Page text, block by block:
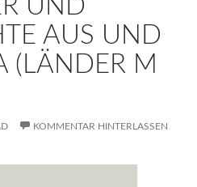
UND
AUS UND
(LÄNDER M
KOMMENTAR HINTERLASSEN